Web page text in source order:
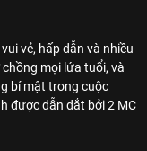
vẻ, hấp dẫn và nhiều
mọi lứa tuổi, và
bí mật trong cuộc
được dẫn dắt bởi 2 MC